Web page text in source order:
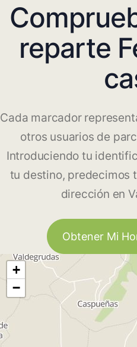
reparte
Cada marcador
otros usuarios de
Introduciendo tu
tu destino, predecimos
dirección en
Obtener Mi
+
−